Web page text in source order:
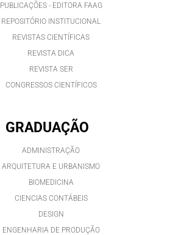
PUBLICAÇÕES - EDITORA FAAG
REPOSITÓRIO INSTITUCIONAL
REVISTAS CIENTÍFICAS
REVISTA DICA
REVISTA SER
CONGRESSOS CIENTÍFICOS
GRADUAÇÃO
ADMINISTRAÇÃO
ARQUITETURA E URBANISMO
BIOMEDICINA
CIENCIAS CONTÁBEIS
DESIGN
ENGENHARIA DE PRODUÇÃO